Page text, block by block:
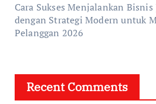
Cara Sukses Menjalankan Bisnis
dengan Strategi Modern untuk
Pelanggan 2026
Recent Comments